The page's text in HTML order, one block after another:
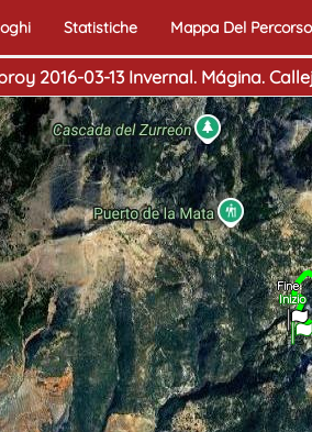
Statistiche Mappa Del Percorso
2016-03-13 Invernal. Mágina.
Inizio
Fine